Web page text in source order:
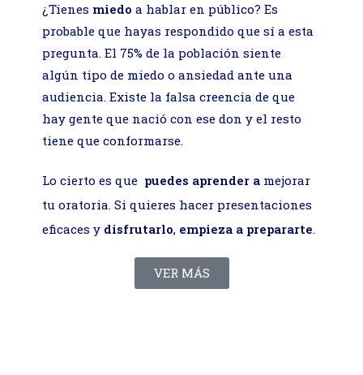
¿Tienes miedo a hablar en público? Es
probable que hayas respondido que sí a esta
pregunta. El 75% de la población siente
algún tipo de miedo o ansiedad ante una
audiencia. Existe la falsa creencia de que
hay gente que nació con ese don y el resto
tiene que conformarse.
Lo cierto es que puedes aprender a mejorar
tu oratoria. Si quieres hacer presentaciones
eficaces y disfrutarlo, empieza a prepararte.
VER MÁS